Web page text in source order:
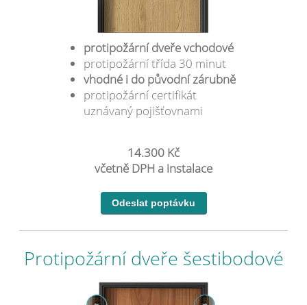
protipožární dveře vchodové
protipožární třída 30 minut
vhodné i do původní zárubně
protipožární certifikát
uznávaný pojišťovnami
14.300 Kč
včetně DPH a instalace
Protipožární dveře šestibodové